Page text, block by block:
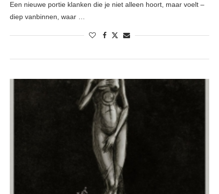
Een nieuwe portie klanken die je niet alleen hoort, maar voelt –
diep vanbinnen, waar …